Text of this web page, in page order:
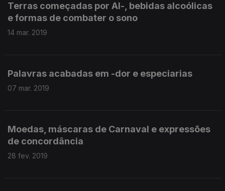
Terras começadas por Al-, bebidas alcoólicas
e formas de combater o sono
14 mar. 2019
Palavras acabadas em -dor e especiarias
07 mar. 2019
Moedas, máscaras de Carnaval e expressões
de concordância
28 fev. 2019